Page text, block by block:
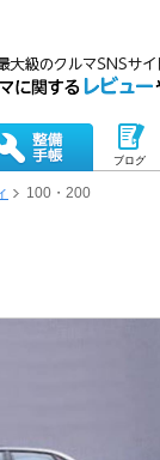
ブログ
100・200